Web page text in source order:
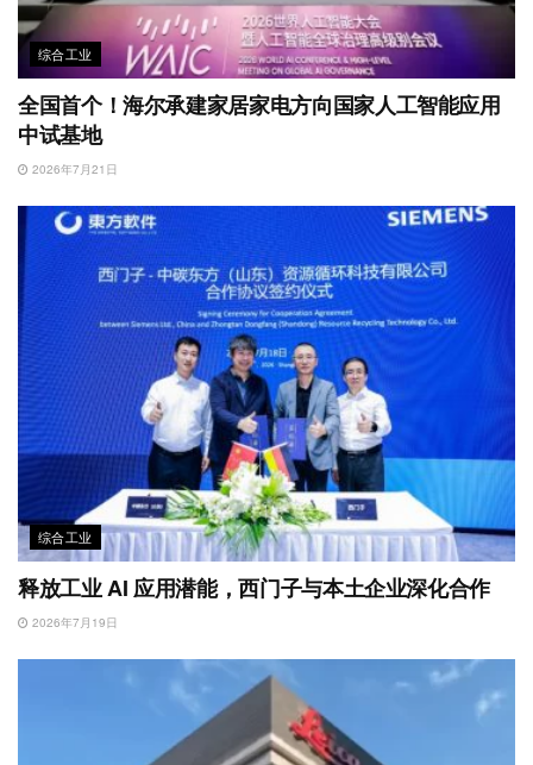
综合工业
全国首个！海尔承建家居家电方向国家人工智能应用
中试基地
2026年7月21日
综合工业
释放工业 AI 应用潜能，西门子与本土企业深化合作
2026年7月19日